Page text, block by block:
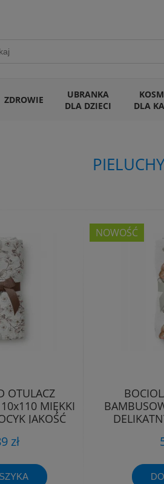
ZDROWIE
UBRANKA
DLA DZIECI
DLA
OTULACZ
MIĘKKI
JAKOŚĆ
zł
NOWOŚĆ